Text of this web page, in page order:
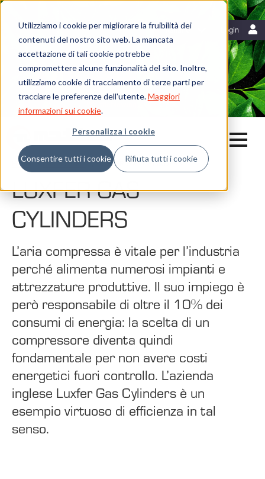
Utilizziamo i cookie per migliorare la fruibilità dei
contenuti del nostro sito web. La mancata
accettazione di tali cookie potrebbe
compromettere alcune funzionalità del sito. Inoltre,
utilizziamo cookie di tracciamento di terze parti per
tracciare le preferenze dell'utente.Maggiori
informazioni sui cookie.
Personalizza i cookie
Consentire tutti i cookie Rifiuta tutti i cookie
Login
Italiano
Risorse
Blog
Mattei News
Dicono di noi
Fiere ed eventi
Home Dicono di noi LUXFER GAS CYLINDERS
LUXFER GAS
CYLINDERS
L’aria compressa è vitale per l’industria
perché alimenta numerosi impianti e
attrezzature produttive. Il suo impiego è
però responsabile di oltre il 10% dei
consumi di energia: la scelta di un
compressore diventa quindi
fondamentale per non avere costi
energetici fuori controllo. L’azienda
inglese Luxfer Gas Cylinders è un
esempio virtuoso di efficienza in tal
senso.